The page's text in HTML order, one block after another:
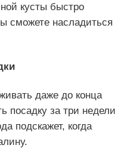
кусты быстро
сможете насладиться
даже до конца
посадку за три недели
подскажет, когда